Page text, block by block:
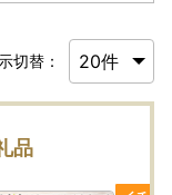
に、返礼品をお送
お送りしていませ
します。
ご確認をお願い
となっているも
切替：
品